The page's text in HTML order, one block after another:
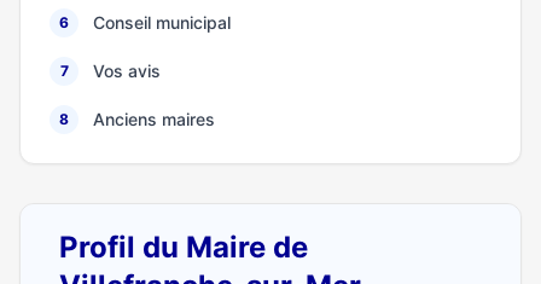
6 Conseil municipal
7 Vos avis
8 Anciens maires
Profil du Maire de